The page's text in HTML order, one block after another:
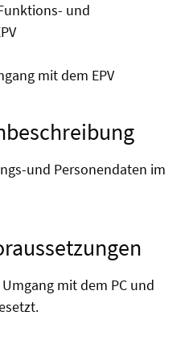
und
mit dem EPV
und Personendaten im
mit dem PC und